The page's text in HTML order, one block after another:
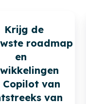
Krijg de
roadmap
en
Copilot van
van